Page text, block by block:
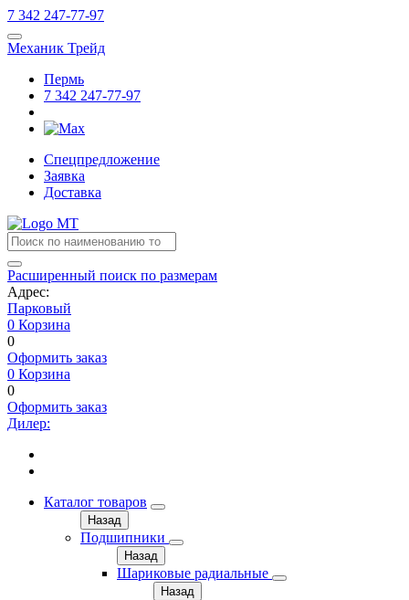
7 342 247-77-97
Механик Трейд
Пермь
7 342 247-77-97
Спецпредложение
Заявка
Доставка
Расширенный поиск по размерам
Адрес:
Парковый
0 Корзина
0
Оформить заказ
0 Корзина
0
Оформить заказ
Дилер:
Каталог товаров
Назад
Подшипники
Назад
Шариковые радиальные
Назад